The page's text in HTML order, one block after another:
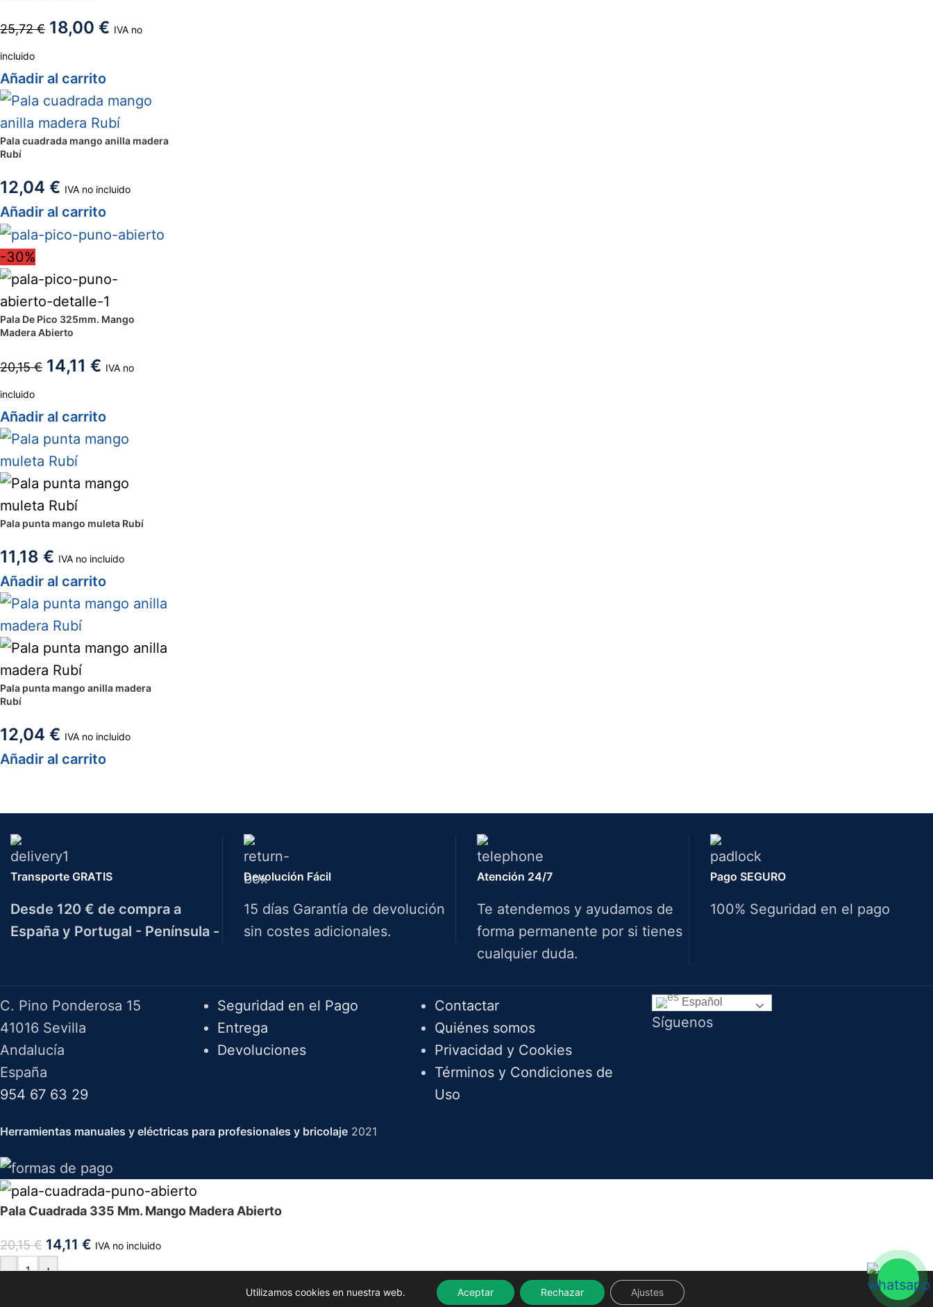
25,72€ 18,00 € IVA no
incluido
Añadir al carrito
Pala cuadrada mango anilla madera
Rubí
12,04 € IVA no incluido
Añadir al carrito
-30%
Pala De Pico 325mm. Mango
Madera Abierto
20,15€ 14,11 € IVA no
incluido
Añadir al carrito
Pala punta mango muleta Rubí
11,18 € IVA no incluido
Añadir al carrito
Pala punta mango anilla madera
Rubí
12,04 € IVA no incluido
Añadir al carrito
Transporte GRATIS
Desde 120 € de compra a
España y Portugal - Península -
Devolución Fácil
15 días Garantía de devolución
sin costes adicionales.
Atención 24/7
Te atendemos y ayudamos de
forma permanente por si tienes
cualquier duda.
Pago SEGURO
100% Seguridad en el pago
C. Pino Ponderosa 15
41016 Sevilla
Andalucía
España
954 67 63 29
Seguridad en el Pago
Entrega
Devoluciones
Contactar
Quiénes somos
Privacidad y Cookies
Términos y Condiciones de
Uso
Idiomas
Español
Síguenos
Herramientas manuales y eléctricas para profesionales y bricolaje 2021
Pala Cuadrada 335 Mm. Mango Madera Abierto
20,15€ 14,11 € IVA no incluido
- +
AÑADIR AL CARRITO
Utilizamos cookies en nuestra web. Aceptar Rechazar Ajustes